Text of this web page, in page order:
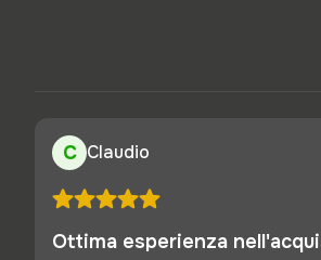
C Claudio
Ottima esperienza